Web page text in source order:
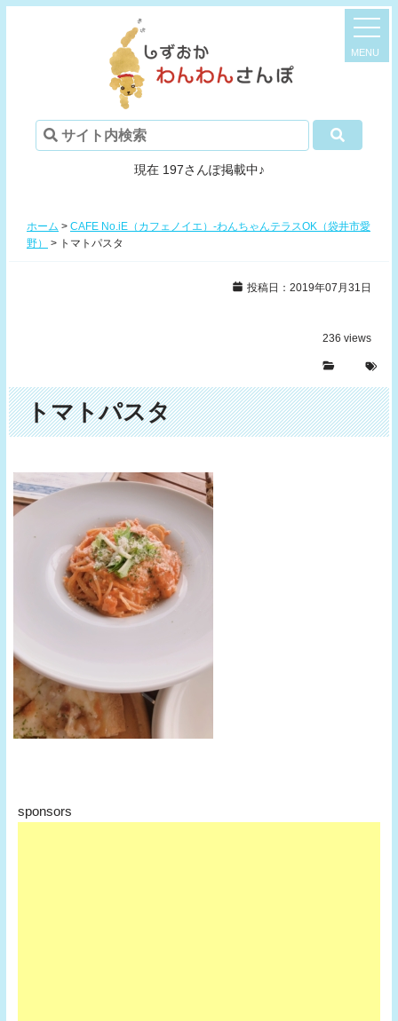
現在 197さんぽ掲載中♪
ホーム > CAFE No.iE（カフェノイエ）-わんちゃんテラスOK（袋井市愛
野）
> トマトパスタ
投稿日：2019年07月31日
236 views
トマトパスタ
sponsors